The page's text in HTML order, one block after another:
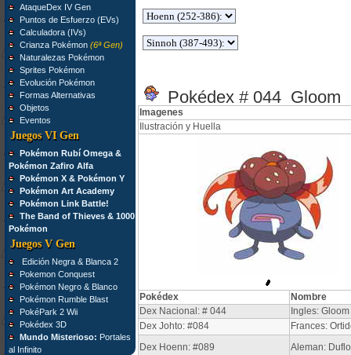
AtaqueDex IV Gen
Puntos de Esfuerzo (EVs)
Calculadora (IVs)
Crianza Pokémon (6ª Gen)
Naturalezas Pokémon
Sprites Pokémon
Evolución Pokémon
Formas Alternativas
Objetos
Eventos
Juegos VI Gen
Pokémon Rubí Omega &
Pokémon Zafiro Alfa
Pokémon X & Pokémon Y
Pokémon Art Academy
Pokémon Link Battle!
The Band of Thieves & 1000
Pokémon
Juegos V Gen
Edición Negra & Blanca 2
Pokemon Conquest
Pokémon Negro & Blanco
Pokémon Rumble Blast
PokéPark 2 Wii
Pokédex 3D
Mundo Misterioso: Portales
al Infinito
Pokédex # 044 Gloom
Imagenes
Ilustración y Huella
Pokédex
Nombre
Dex Nacional: # 044
Ingles: Gloom
Dex Johto: #084
Frances:
Dex Hoenn: #089
Aleman: